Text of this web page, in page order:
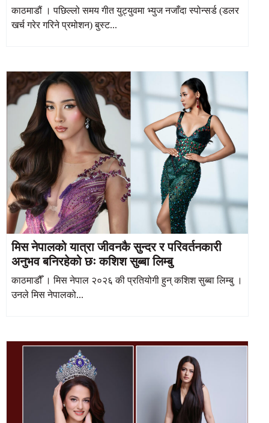
काठमाडौं । पछिल्लो समय गीत युट्युवमा भ्युज नजाँदा स्पोन्सर्ड (डलर
खर्च गरेर गरिने प्रमोशन) बुस्ट...
मिस नेपालको यात्रा जीवनकै सुन्दर र परिवर्तनकारी
अनुभव बनिरहेको छः कशिश सुब्बा लिम्बु
काठमाडौँ । मिस नेपाल २०२६ की प्रतियोगी हुन् कशिश सुब्बा लिम्बु ।
उनले मिस नेपालको...